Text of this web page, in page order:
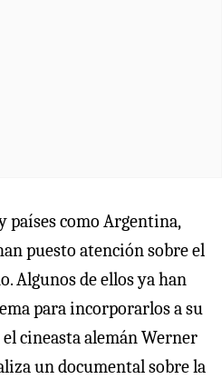
países como Argentina,
puesto atención sobre el
Algunos de ellos ya han
para incorporarlos a su
cineasta alemán Werner
un documental sobre la